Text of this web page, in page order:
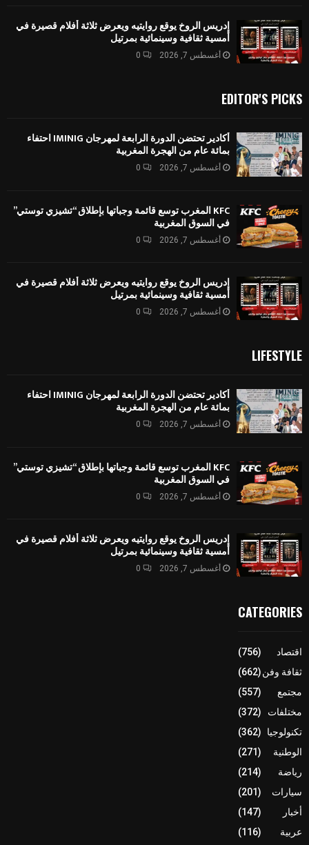
إدريس الروخ يوقع روايتيه ويعرض ثلاثة أفلام قصيرة في
أمسية ثقافية وسينمائية بمرتيل
أغسطس 7, 2026 0
EDITOR'S PICKS
أكادير تحتضن الدورة الرابعة لمهرجان IMINIG احتفاء
بمائة عام من الهجرة المغربية
أغسطس 7, 2026 0
KFC المغرب توسع قائمة وجباتها بإطلاق “تشيزي توستي”
في السوق المغربية
أغسطس 7, 2026 0
إدريس الروخ يوقع روايتيه ويعرض ثلاثة أفلام قصيرة في
أمسية ثقافية وسينمائية بمرتيل
أغسطس 7, 2026 0
LIFESTYLE
أكادير تحتضن الدورة الرابعة لمهرجان IMINIG احتفاء
بمائة عام من الهجرة المغربية
أغسطس 7, 2026 0
KFC المغرب توسع قائمة وجباتها بإطلاق “تشيزي توستي”
في السوق المغربية
أغسطس 7, 2026 0
إدريس الروخ يوقع روايتيه ويعرض ثلاثة أفلام قصيرة في
أمسية ثقافية وسينمائية بمرتيل
أغسطس 7, 2026 0
CATEGORIES
اقتصاد
(756)
ثقافة وفن(662)
مجتمع
(557)
مختلفات
(372)
تكنولوجيا
(362)
الوطنية
(271)
رياضة
(214)
سيارات
(201)
أخبار
(147)
عربية
(116)